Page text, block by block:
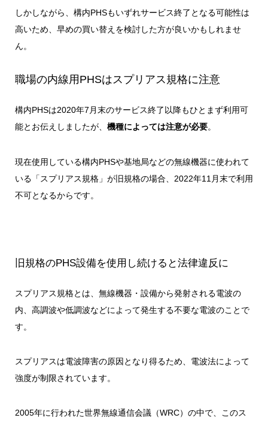
しかしながら、構内PHSもいずれサービス終了となる可能性は
高いため、早めの買い替えを検討した方が良いかもしれませ
ん。
職場の内線用PHSはスプリアス規格に注意
構内PHSは2020年7月末のサービス終了以降もひとまず利用可
能とお伝えしましたが、 機種によっては注意が必要。
現在使用している構内PHSや基地局などの無線機器に使われて
いる 「スプリアス規格」が旧規格の場合、2022年11月末で利用
不可となるからです。
旧規格のPHS設備を使用し続けると法律違反に
スプリアス規格とは、無線機器・設備から発射される電波の
内、高調波や低調波などによって発生する不要な電波のことで
す。
スプリアスは電波障害の原因となり得るため、電波法によって
強度が制限されています。
2005年に行われた世界無線通信会議（WRC）の中で、このス